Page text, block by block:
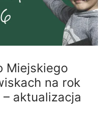
Miejskiego
na rok
aktualizacja